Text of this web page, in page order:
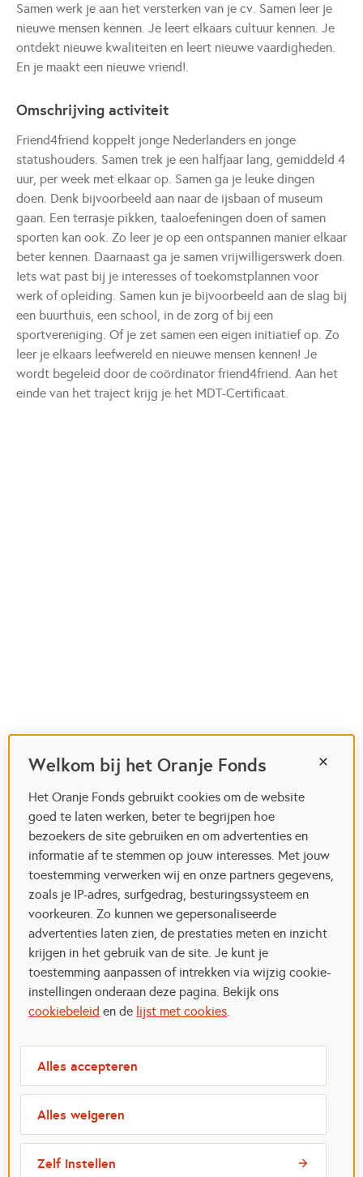
Welkom bij het Oranje Fonds
Het Oranje Fonds gebruikt cookies om de website
goed te laten werken, beter te begrijpen hoe
bezoekers de site gebruiken en om advertenties en
informatie af te stemmen op jouw interesses. Met jouw
toestemming verwerken wij en onze partners gegevens,
zoals je IP-adres, surfgedrag, besturingssysteem en
voorkeuren. Zo kunnen we gepersonaliseerde
advertenties laten zien, de prestaties meten en inzicht
krijgen in het gebruik van de site. Je kunt je
toestemming aanpassen of intrekken via wijzig cookie-
instellingen onderaan deze pagina. Bekijk ons
cookiebeleid en de lijst met cookies.
Alles accepteren
Alles weigeren
Zelf instellen
Samen werk je aan het versterken van je cv. Samen leer je
nieuwe mensen kennen. Je leert elkaars cultuur kennen. Je
ontdekt nieuwe kwaliteiten en leert nieuwe vaardigheden.
En je maakt een nieuwe vriend!.
Omschrijving activiteit
Friend4friend koppelt jonge Nederlanders en jonge
statushouders. Samen trek je een halfjaar lang, gemiddeld 4
uur, per week met elkaar op. Samen ga je leuke dingen
doen. Denk bijvoorbeeld aan naar de ijsbaan of museum
gaan. Een terrasje pikken, taaloefeningen doen of samen
sporten kan ook. Zo leer je op een ontspannen manier elkaar
beter kennen. Daarnaast ga je samen vrijwilligerswerk doen.
Iets wat past bij je interesses of toekomstplannen voor
werk of opleiding. Samen kun je bijvoorbeeld aan de slag bij
een buurthuis, een school, in de zorg of bij een
sportvereniging. Of je zet samen een eigen initiatief op. Zo
leer je elkaars leefwereld en nieuwe mensen kennen! Je
wordt begeleid door de coördinator friend4friend. Aan het
einde van het traject krijg je het MDT-Certificaat.